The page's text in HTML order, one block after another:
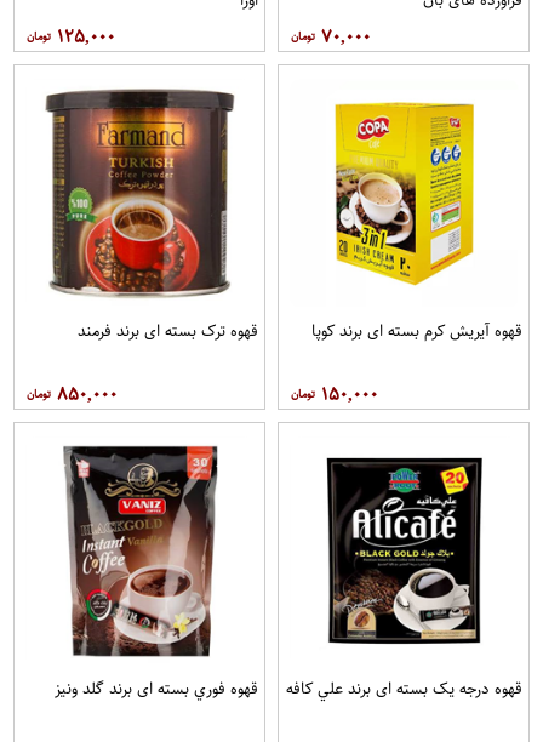
۷۰,۰۰۰ ۱۲۵,۰۰۰
قهوه آيريش کرم بسته ای برند کوپا
۱۵۰,۰۰۰
قهوه ترک بسته ای برند فرمند
۸۵۰,۰۰۰
قهوه درجه یک بسته ای برند علي کافه قهوه فوري بسته ای برند گلد ونيز